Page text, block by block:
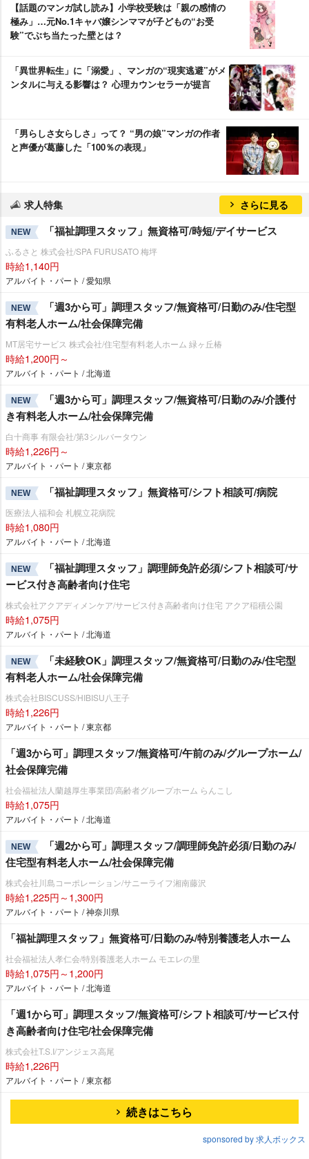
【話題のマンガ試し読み】小学校受験は「親の感情の
極み」…元No.1キャバ嬢シンママが子どもの“お受
験”でぶち当たった壁とは？
「異世界転生」に「溺愛」、マンガの“現実逃避”がメ
ンタルに与える影響は？ 心理カウンセラーが提言
「男らしさ女らしさ」って？ “男の娘”マンガの作者
と声優が葛藤した「100％の表現」
求人特集 さらに見る
NEW 「福祉調理スタッフ」無資格可/時短/デイサービス
ふるさと 株式会社/SPA FURUSATO 梅坪
時給1,140円
アルバイト・パート / 愛知県
NEW
「週3から可」調理スタッフ/無資格可/日勤のみ/住宅型
有料老人ホーム/社会保障完備
MT居宅サービス 株式会社/住宅型有料老人ホーム 緑ヶ丘椿
時給1,200円～
アルバイト・パート / 北海道
NEW
「週3から可」調理スタッフ/無資格可/日勤のみ/介護付
き有料老人ホーム/社会保障完備
白十商事 有限会社/第3シルバータウン
時給1,226円～
アルバイト・パート / 東京都
NEW 「福祉調理スタッフ」無資格可/シフト相談可/病院
医療法人福和会 札幌立花病院
時給1,080円
アルバイト・パート / 北海道
NEW
「福祉調理スタッフ」調理師免許必須/シフト相談可/サ
ービス付き高齢者向け住宅
株式会社アクアディメンケア/サービス付き高齢者向け住宅 アクア稲積公園
時給1,075円
アルバイト・パート / 北海道
NEW
「未経験OK」調理スタッフ/無資格可/日勤のみ/住宅型
有料老人ホーム/社会保障完備
株式会社BISCUSS/HIBISU八王子
時給1,226円
アルバイト・パート / 東京都
「週3から可」調理スタッフ/無資格可/午前のみ/グループホーム/
社会保障完備
社会福祉法人蘭越厚生事業団/高齢者グループホーム らんこし
時給1,075円
アルバイト・パート / 北海道
NEW
「週2から可」調理スタッフ/調理師免許必須/日勤のみ/
住宅型有料老人ホーム/社会保障完備
株式会社川島コーポレーション/サニーライフ湘南藤沢
時給1,225円～1,300円
アルバイト・パート / 神奈川県
「福祉調理スタッフ」無資格可/日勤のみ/特別養護老人ホーム
社会福祉法人孝仁会/特別養護老人ホーム モエレの里
時給1,075円～1,200円
アルバイト・パート / 北海道
「週1から可」調理スタッフ/無資格可/シフト相談可/サービス付
き高齢者向け住宅/社会保障完備
株式会社T.S.I/アンジェス高尾
時給1,226円
アルバイト・パート / 東京都
続きはこちら
sponsored by 求人ボックス